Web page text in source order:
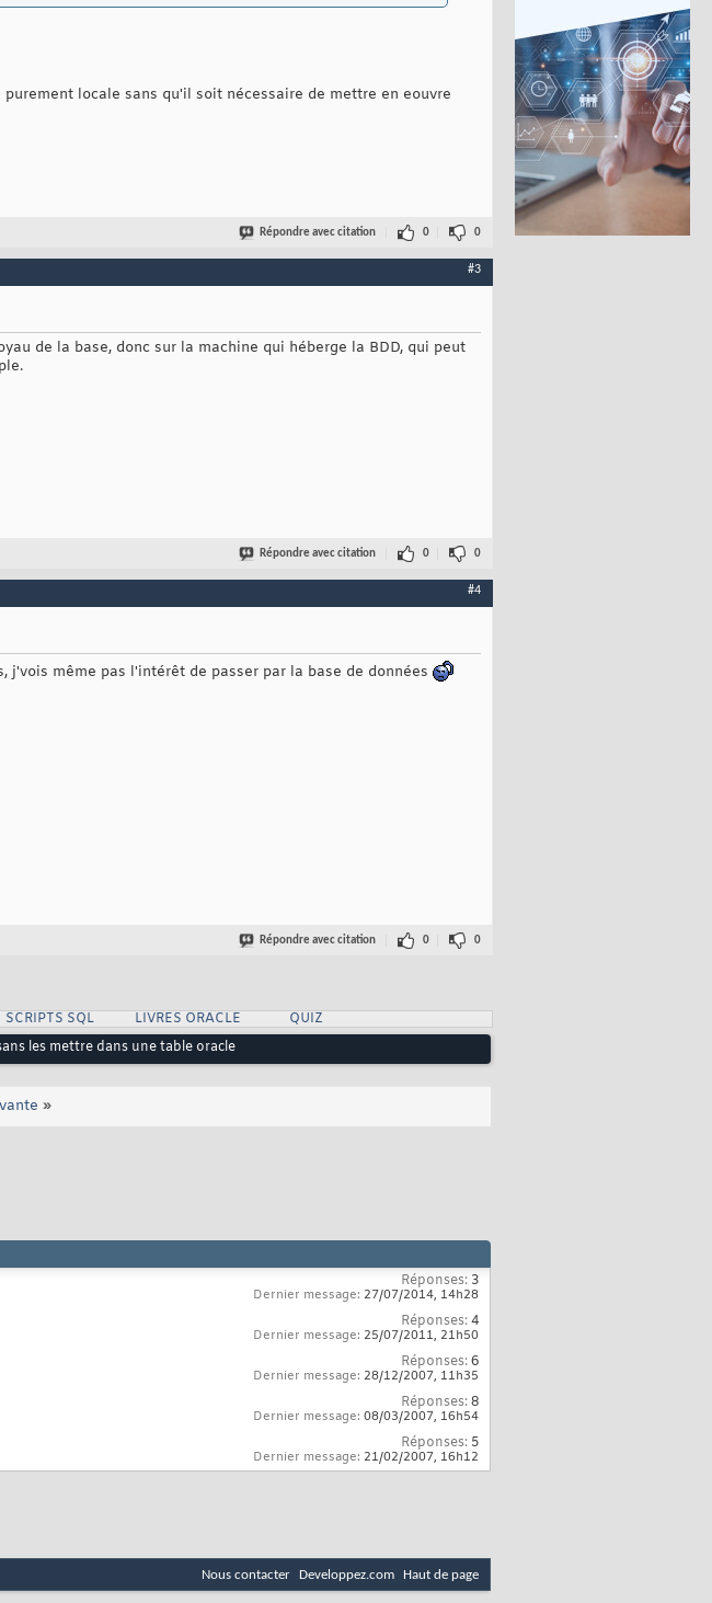
locale sans qu'il soit nécessaire de mettre en eouvre
Répondre avec citation 0 0
#3
de la base, donc sur la machine qui héberge la BDD, qui peut
Répondre avec citation 0 0
#4
j'vois même pas l'intérêt de passer par la base de données
Répondre avec citation 0 0
SCRIPTS SQL LIVRES ORACLE
QUIZ
les mettre dans une table oracle
»
Réponses: 3
Dernier message: 27/07/2014, 14h28
Réponses:4
Dernier message: 25/07/2011, 21h50
Réponses:6
Dernier message: 28/12/2007, 11h35
Réponses:8
Dernier message: 08/03/2007, 16h54
Réponses: 5
Dernier message: 21/02/2007, 16h12
Nous contacter Developpez.com Haut de page